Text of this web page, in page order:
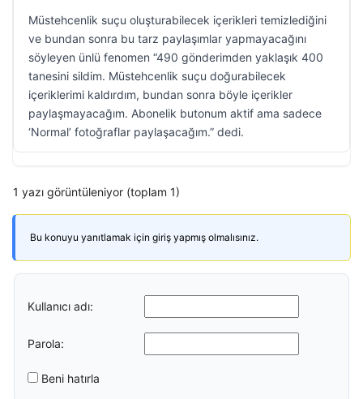
Müstehcenlik suçu oluşturabilecek içerikleri temizlediğini
ve bundan sonra bu tarz paylaşımlar yapmayacağını
söyleyen ünlü fenomen “490 gönderimden yaklaşık 400
tanesini sildim. Müstehcenlik suçu doğurabilecek
içeriklerimi kaldırdım, bundan sonra böyle içerikler
paylaşmayacağım. Abonelik butonum aktif ama sadece
‘Normal’ fotoğraflar paylaşacağım.” dedi.
1 yazı görüntüleniyor (toplam 1)
Bu konuyu yanıtlamak için giriş yapmış olmalısınız.
Kullanıcı adı:
Parola:
Beni hatırla